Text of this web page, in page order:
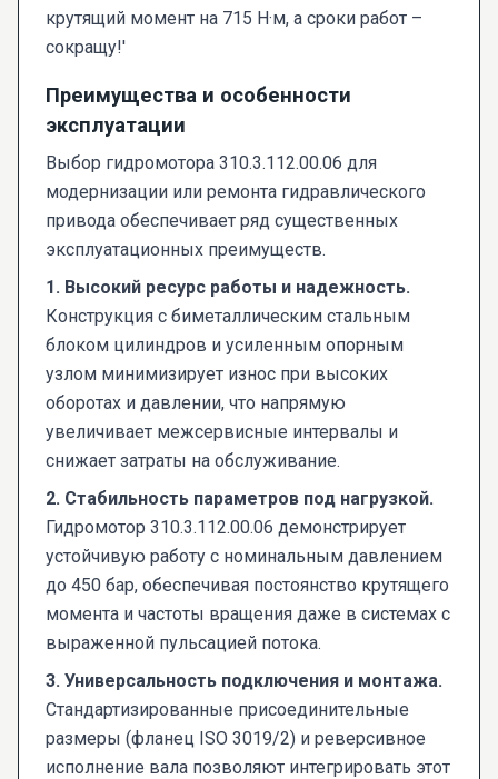
крутящий момент на 715 Н·м, а сроки работ –
сокращу!'
Преимущества и особенности
эксплуатации
Выбор гидромотора 310.3.112.00.06 для
модернизации или ремонта гидравлического
привода обеспечивает ряд существенных
эксплуатационных преимуществ.
1. Высокий ресурс работы и надежность.
Конструкция с биметаллическим стальным
блоком цилиндров и усиленным опорным
узлом минимизирует износ при высоких
оборотах и давлении, что напрямую
увеличивает межсервисные интервалы и
снижает затраты на обслуживание.
2. Стабильность параметров под нагрузкой.
Гидромотор 310.3.112.00.06 демонстрирует
устойчивую работу с номинальным давлением
до 450 бар, обеспечивая постоянство крутящего
момента и частоты вращения даже в системах с
выраженной пульсацией потока.
3. Универсальность подключения и монтажа.
Стандартизированные присоединительные
размеры (фланец ISO 3019/2) и реверсивное
исполнение вала позволяют интегрировать этот